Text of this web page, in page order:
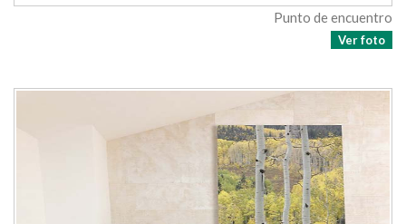
Punto de encuentro
Ver foto